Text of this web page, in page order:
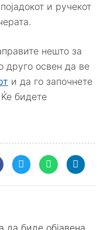
и ручекот
нешто за
друго освен да ве
и да го започнете
бидете
биде објавена.